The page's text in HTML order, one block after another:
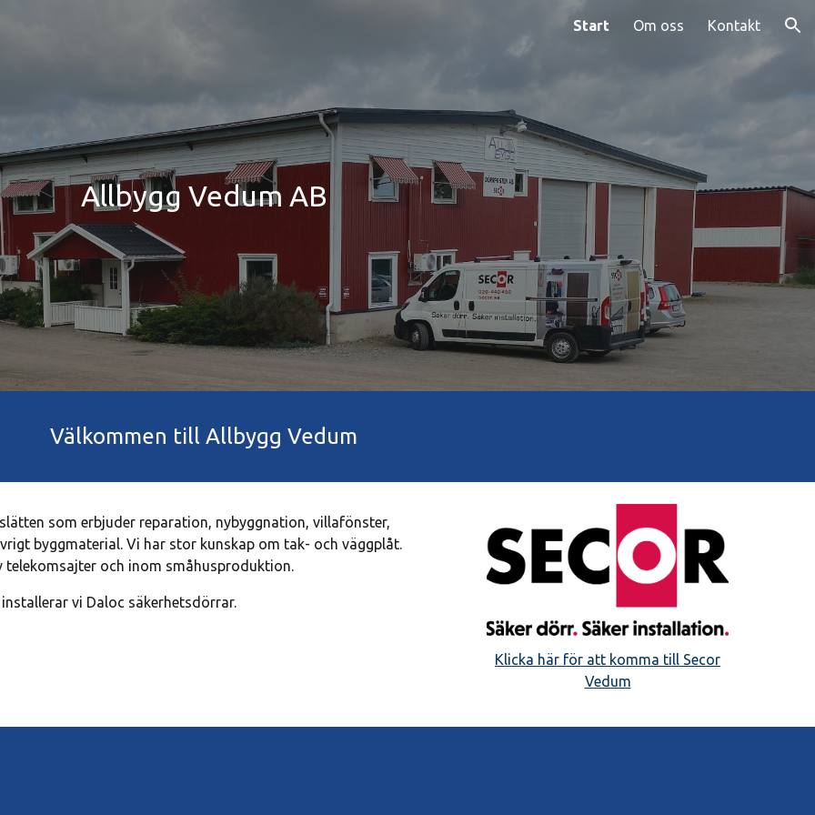
Start Om oss Kontakt
Allbygg Vedum AB
Välkommen till Allbygg Vedum
som erbjuder reparation, nybyggnation, villafönster,
byggmaterial. Vi har stor kunskap om tak- och väggplåt.
och inom småhusproduktion.
vi Daloc säkerhetsdörrar.
Klicka här för att komma till Secor
Vedum